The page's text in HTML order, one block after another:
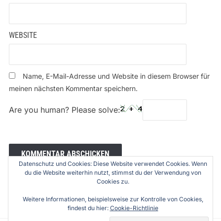
WEBSITE
Name, E-Mail-Adresse und Website in diesem Browser für
meinen nächsten Kommentar speichern.
Are you human? Please solve:
Datenschutz und Cookies: Diese Website verwendet Cookies. Wenn
du die Website weiterhin nutzt, stimmst du der Verwendung von
Cookies zu.
Weitere Informationen, beispielsweise zur Kontrolle von Cookies,
findest du hier: Cookie-Richtlinie